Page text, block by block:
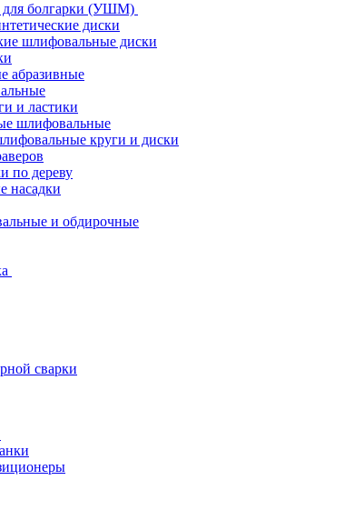
для болгарки (УШМ)
диски
шлифовальные диски
абразивные
и ластики
шлифовальные
круги и диски
по дереву
насадки
и обдирочные
сварки